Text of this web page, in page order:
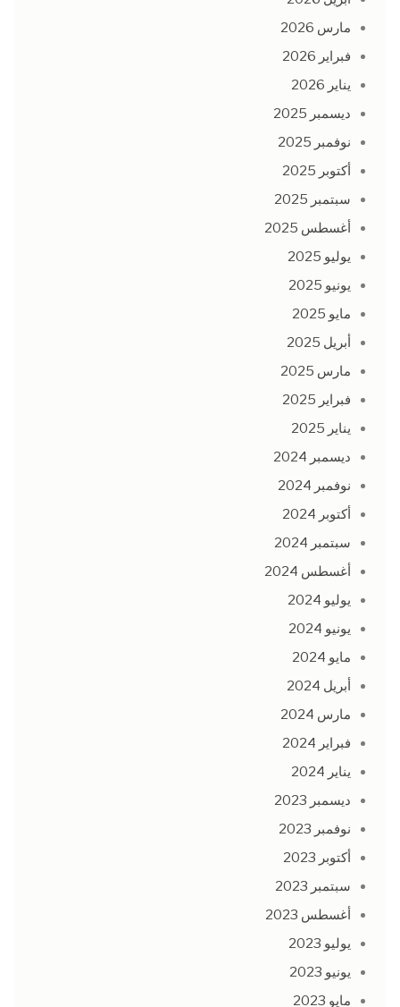
مارس 2026
فبراير 2026
يناير 2026
ديسمبر 2025
نوفمبر 2025
أكتوبر 2025
سبتمبر 2025
أغسطس 2025
يوليو 2025
يونيو 2025
مايو 2025
أبريل 2025
مارس 2025
فبراير 2025
يناير 2025
ديسمبر 2024
نوفمبر 2024
أكتوبر 2024
سبتمبر 2024
أغسطس 2024
يوليو 2024
يونيو 2024
مايو 2024
أبريل 2024
مارس 2024
فبراير 2024
يناير 2024
ديسمبر 2023
نوفمبر 2023
أكتوبر 2023
سبتمبر 2023
أغسطس 2023
يوليو 2023
يونيو 2023
مايو 2023